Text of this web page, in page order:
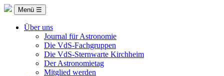
Menü ☰
Über uns
Journal für Astronomie
Die VdS-Fachgruppen
Die VdS-Sternwarte Kirchheim
Der Astronomietag
Mitglied werden